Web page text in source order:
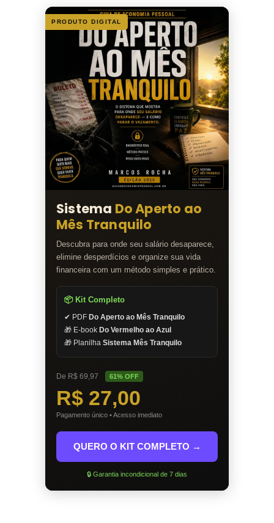
PRODUTO DIGITAL
Sistema Do Aperto ao
Mês Tranquilo
Descubra para onde seu salário desaparece,
elimine desperdícios e organize sua vida
financeira com um método simples e prático.
📦 Kit Completo
✔ PDF Do Aperto ao Mês Tranquilo
🎁 E-book Do Vermelho ao Azul
🎁 Planilha Sistema Mês Tranquilo
De R$ 69,97 61% OFF
R$ 27,00
Pagamento único • Acesso imediato
QUERO O KIT COMPLETO →
🔒 Garantia incondicional de 7 dias